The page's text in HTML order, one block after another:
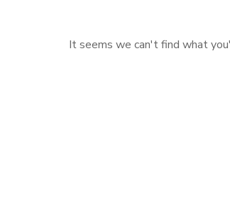
It seems we can't find what